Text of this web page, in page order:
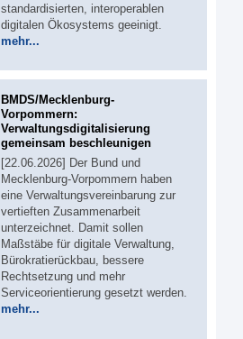
standardisierten, interoperablen
digitalen Ökosystems geeinigt.
mehr...
BMDS/Mecklenburg-
Vorpommern:
Verwaltungsdigitalisierung
gemeinsam beschleunigen
[22.06.2026] Der Bund und
Mecklenburg-Vorpommern haben
eine Verwaltungsvereinbarung zur
vertieften Zusammenarbeit
unterzeichnet. Damit sollen
Maßstäbe für digitale Verwaltung,
Bürokratierückbau, bessere
Rechtsetzung und mehr
Serviceorientierung gesetzt werden.
mehr...